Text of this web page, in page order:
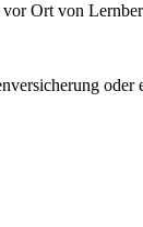
Ort von
oder